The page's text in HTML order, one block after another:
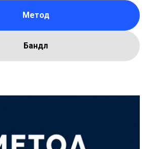
Метод
Бандл